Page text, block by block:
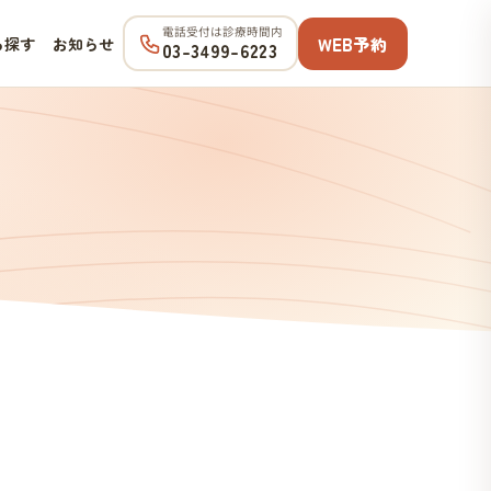
探す お知らせ
電話受付は診療時間内
03-3499-6223 WEB予約